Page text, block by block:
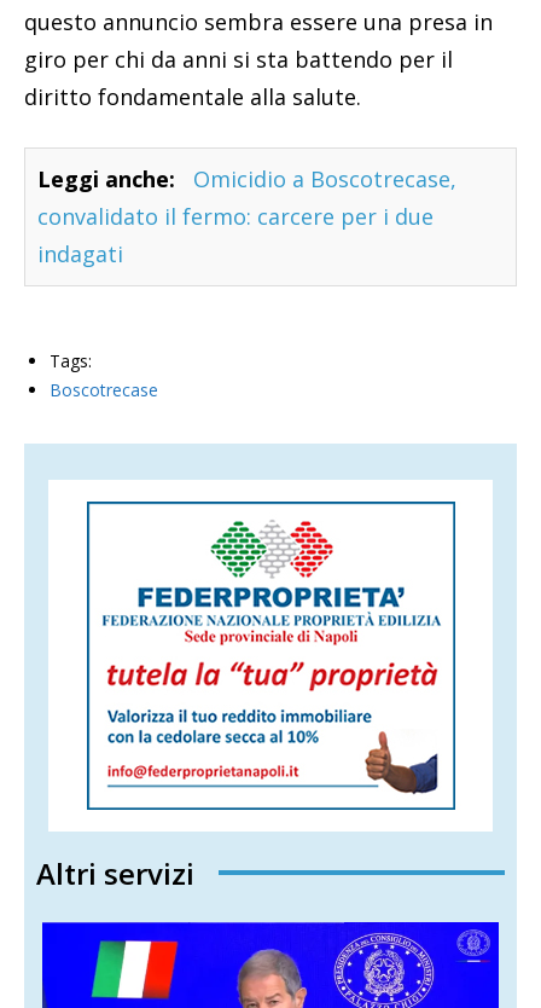
questo annuncio sembra essere una presa in
giro per chi da anni si sta battendo per il
diritto fondamentale alla salute.
Leggi anche:
Omicidio a Boscotrecase,
convalidato il fermo: carcere per i due
indagati
Tags:
Boscotrecase
Altri servizi